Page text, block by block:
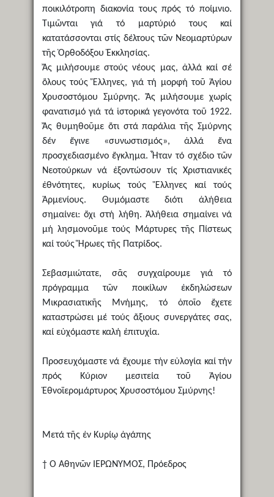
ποικιλότροπη διακονία τους πρός τό ποίμνιο.
Τιμῶνται γιά τό μαρτύριό τους καί
κατατάσσονται στίς δέλτους τῶν Νεομαρτύρων
τῆς Ὀρθοδόξου Ἐκκλησίας.
Ἄς μιλήσουμε στούς νέους μας, ἀλλά καί σέ
ὅλους τούς Ἕλληνες, γιά τή μορφή τοῦ Ἁγίου
Χρυσοστόμου Σμύρνης. Ἄς μιλήσουμε χωρίς
φανατισμό γιά τά ἱστορικά γεγονότα τοῦ 1922.
Ἄς θυμηθοῦμε ὅτι στά παράλια τῆς Σμύρνης
δέν ἔγινε «συνωστισμός», ἀλλά ἕνα
προσχεδιασμένο ἔγκλημα. Ἦταν τό σχέδιο τῶν
Νεοτούρκων νά ἐξοντώσουν τίς Χριστιανικές
ἐθνότητες, κυρίως τούς Ἕλληνες καί τούς
Ἀρμενίους. Θυμόμαστε διότι ἀλήθεια
σημαίνει: ὄχι στή λήθη. Ἀλήθεια σημαίνει νά
μή λησμονοῦμε τούς Μάρτυρες τῆς Πίστεως
καί τούς Ἥρωες τῆς Πατρίδος.
Σεβασμιώτατε, σᾶς συγχαίρουμε γιά τό
πρόγραμμα τῶν ποικίλων ἐκδηλώσεων
Μικρασιατικῆς Μνήμης, τό ὁποῖο ἔχετε
καταστρώσει μέ τούς ἄξιους συνεργάτες σας,
καί εὐχόμαστε καλή ἐπιτυχία.
Προσευχόμαστε νά ἔχουμε τήν εὐλογία καί τήν
πρός Κύριον μεσιτεία τοῦ Ἁγίου
Ἐθνοϊερομάρτυρος Χρυσοστόμου Σμύρνης!
Μετά τῆς ἐν Κυρίῳ ἀγάπης
† Ὁ Ἀθηνῶν ΙΕΡΩΝΥΜΟΣ, Πρόεδρος